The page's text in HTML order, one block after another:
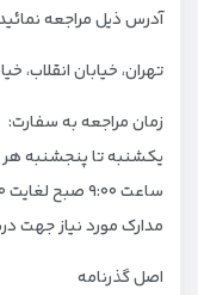
آدرس ذیل مراجعه
تهران، خیابان انقلاب،
زمان مراجعه به سفارت:
یکشنبه تا پنجشنبه
ساعت ۹:۰۰ صبح لغایت ۱۲:۰۰ ظهر
مدارک مورد نیاز جهت
اصل گذرنامه